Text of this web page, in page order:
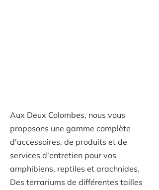
Aux Deux Colombes, nous vous
proposons une gamme complète
d'accessoires, de produits et de
services d'entretien pour vos
amphibiens, reptiles et arachnides.
Des terrariums de différentes tailles